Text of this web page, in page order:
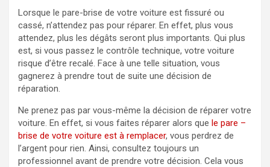
Lorsque le pare-brise de votre voiture est fissuré ou
cassé, n’attendez pas pour réparer. En effet, plus vous
attendez, plus les dégâts seront plus importants. Qui plus
est, si vous passez le contrôle technique, votre voiture
risque d’être recalé. Face à une telle situation, vous
gagnerez à prendre tout de suite une décision de
réparation.
Ne prenez pas par vous-même la décision de réparer votre
voiture. En effet, si vous faites réparer alors que le pare –
brise de votre voiture est à remplacer, vous perdrez de
l’argent pour rien. Ainsi, consultez toujours un
professionnel avant de prendre votre décision. Cela vous